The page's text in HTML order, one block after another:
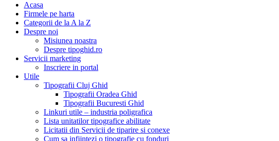
Acasa
Firmele pe harta
Categorii de la A la Z
Despre noi
Misiunea noastra
Despre tipoghid.ro
Servicii marketing
Inscriere in portal
Utile
Tipografii Cluj Ghid
Tipografii Oradea Ghid
Tipografii Bucuresti Ghid
Linkuri utile – industria poligrafica
Lista unitatilor tipografice abilitate
Licitatii din Servicii de tiparire si conexe
Cum sa infiintezi o tipografie cu fonduri